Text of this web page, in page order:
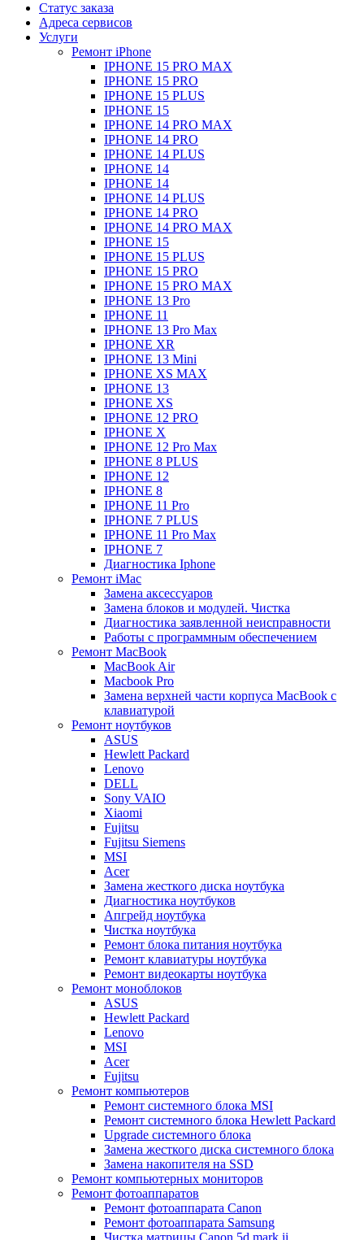
Статус заказа
Адреса сервисов
Услуги
Ремонт iPhone
IPHONE 15 PRO MAX
IPHONE 15 PRO
IPHONE 15 PLUS
IPHONE 15
IPHONE 14 PRO MAX
IPHONE 14 PRO
IPHONE 14 PLUS
IPHONE 14
IPHONE 14
IPHONE 14 PLUS
IPHONE 14 PRO
IPHONE 14 PRO MAX
IPHONE 15
IPHONE 15 PLUS
IPHONE 15 PRO
IPHONE 15 PRO MAX
IPHONE 13 Pro
IPHONE 11
IPHONE 13 Pro Max
IPHONE XR
IPHONE 13 Mini
IPHONE XS MAX
IPHONE 13
IPHONE XS
IPHONE 12 PRO
IPHONE X
IPHONE 12 Pro Max
IPHONE 8 PLUS
IPHONE 12
IPHONE 8
IPHONE 11 Pro
IPHONE 7 PLUS
IPHONE 11 Pro Max
IPHONE 7
Диагностика Iphone
Ремонт iMac
Замена аксессуаров
Замена блоков и модулей. Чистка
Диагностика заявленной неисправности
Работы с программным обеспечением
Ремонт MacBook
MacBook Air
Macbook Pro
Замена верхней части корпуса MacBook с
клавиатурой
Ремонт ноутбуков
ASUS
Hewlett Packard
Lenovo
DELL
Sony VAIO
Xiaomi
Fujitsu
Fujitsu Siemens
MSI
Acer
Замена жесткого диска ноутбука
Диагностика ноутбуков
Апгрейд ноутбука
Чистка ноутбука
Ремонт блока питания ноутбука
Ремонт клавиатуры ноутбука
Ремонт видеокарты ноутбука
Ремонт моноблоков
ASUS
Hewlett Packard
Lenovo
MSI
Acer
Fujitsu
Ремонт компьютеров
Ремонт системного блока MSI
Ремонт системного блока Hewlett Packard
Upgrade системного блока
Замена жесткого диска системного блока
Замена накопителя на SSD
Ремонт компьютерных мониторов
Ремонт фотоаппаратов
Ремонт фотоаппарата Canon
Ремонт фотоаппарата Samsung
Чистка матрицы Canon 5d mark ii